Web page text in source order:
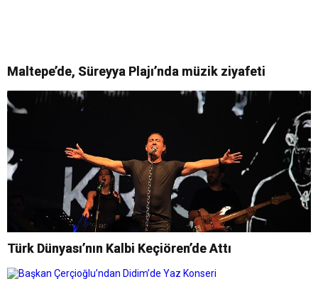
Maltepe’de, Süreyya Plajı’nda müzik ziyafeti
Türk Dünyası’nın Kalbi Keçiören’de Attı